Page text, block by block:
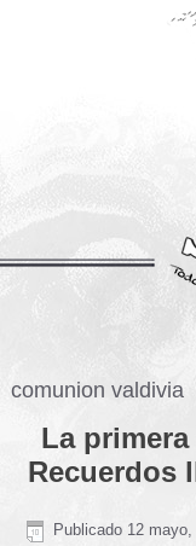
comunion valdivia
La
Recuerdos
Publicado 12 mayo,